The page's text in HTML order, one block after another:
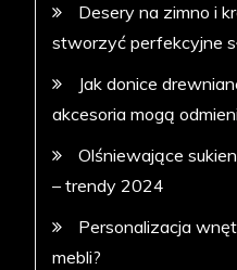
Desery na zimno i
stworzyć perfekcyjne
Jak donice
akcesoria mogą
Olśniewające
– trendy 2024
Personalizacja
mebli?